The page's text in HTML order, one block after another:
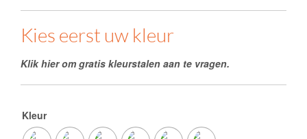
Kies eerst uw kleur
Klik hier om gratis kleurstalen aan te vragen.
Kleur